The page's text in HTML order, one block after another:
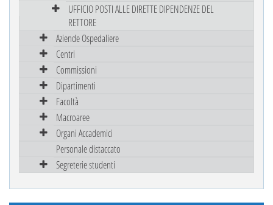
UFFICIO POSTI ALLE DIRETTE DIPENDENZE DEL
RETTORE
Aziende Ospedaliere
Centri
Commissioni
Dipartimenti
Facoltà
Macroaree
Organi Accademici
Personale distaccato
Segreterie studenti